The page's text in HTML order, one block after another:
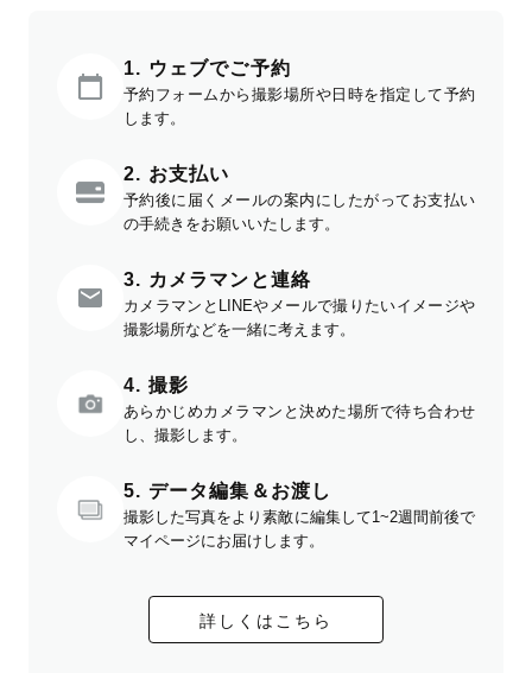
1. ウェブでご予約
予約フォームから撮影場所や日時を指定して予約
します。
2. お支払い
予約後に届くメールの案内にしたがってお支払い
の手続きをお願いいたします。
3. カメラマンと連絡
カメラマンとLINEやメールで撮りたいイメージや
撮影場所などを一緒に考えます。
4. 撮影
あらかじめカメラマンと決めた場所で待ち合わせ
し、撮影します。
5. データ編集＆お渡し
撮影した写真をより素敵に編集して1~2週間前後で
マイページにお届けします。
詳しくはこちら